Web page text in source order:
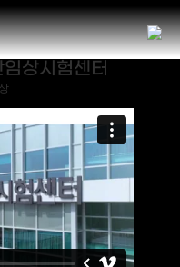
상시험센터